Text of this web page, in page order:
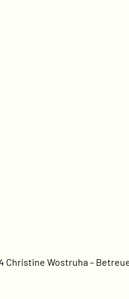
Christine Wostruha –